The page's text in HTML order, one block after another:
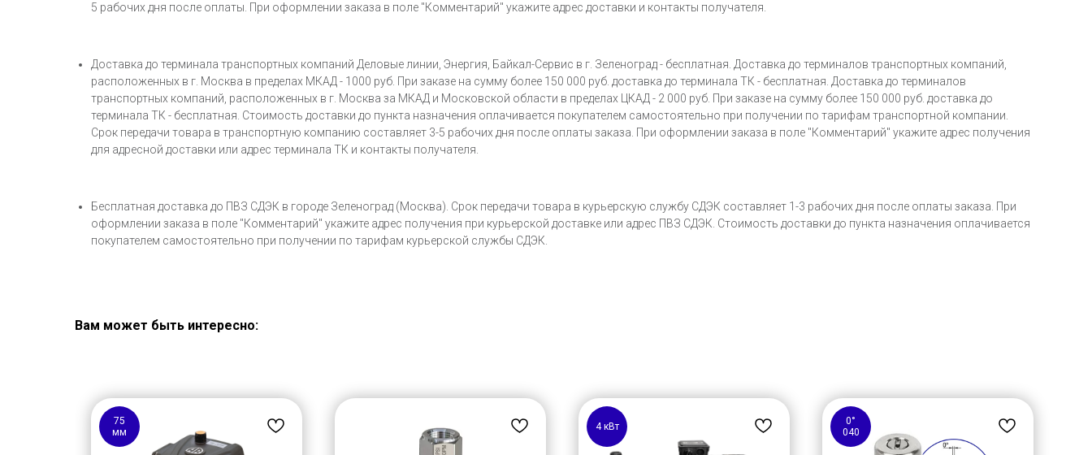
5 рабочих дня после оплаты. При оформлении заказа в поле "Комментарий" укажите адрес доставки и контакты получателя.
Доставка до терминала транспортных компаний Деловые линии, Энергия, Байкал-Сервис в г. Зеленоград - бесплатная. Доставка до терминалов транспортных компаний,
расположенных в г. Москва в пределах МКАД - 1000 руб. При заказе на сумму более 150 000 руб. доставка до терминала ТК - бесплатная. Доставка до терминалов
транспортных компаний, расположенных в г. Москва за МКАД и Московской области в пределах ЦКАД - 2 000 руб. При заказе на сумму более 150 000 руб. доставка до
терминала ТК - бесплатная. Стоимость доставки до пункта назначения оплачивается покупателем самостоятельно при получении по тарифам транспортной компании.
Срок передачи товара в транспортную компанию составляет 3-5 рабочих дня после оплаты заказа. При оформлении заказа в поле "Комментарий" укажите адрес получения
для адресной доставки или адрес терминала ТК и контакты получателя.
Бесплатная доставка до ПВЗ СДЭК в городе Зеленоград (Москва). Срок передачи товара в курьерскую службу СДЭК составляет 1-3 рабочих дня после оплаты заказа. При
оформлении заказа в поле "Комментарий" укажите адрес получения при курьерской доставке или адрес ПВЗ СДЭК. Стоимость доставки до пункта назначения оплачивается
покупателем самостоятельно при получении по тарифам курьерской службы СДЭК.
Вам может быть интересно:
75
мм
4 кВт
0°
040